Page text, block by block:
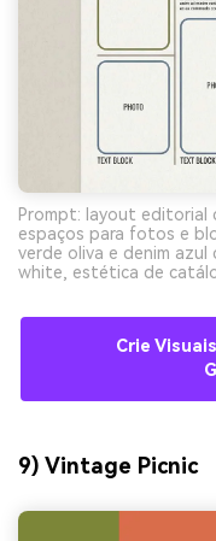
Prompt: layout editorial
espaços para fotos e
verde oliva e denim
white, estética de
Crie
9) Vintage Picnic